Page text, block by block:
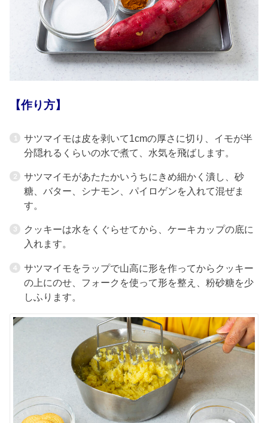
【作り方】
サツマイモは皮を剥いて1cmの厚さに切り、イモが半
分隠れるくらいの水で煮て、水気を飛ばします。
サツマイモがあたたかいうちにきめ細かく潰し、砂
糖、バター、シナモン、パイロゲンを入れて混ぜま
す。
クッキーは水をくぐらせてから、ケーキカップの底に
入れます。
サツマイモをラップで山高に形を作ってからクッキー
の上にのせ、フォークを使って形を整え、粉砂糖を少
しふります。